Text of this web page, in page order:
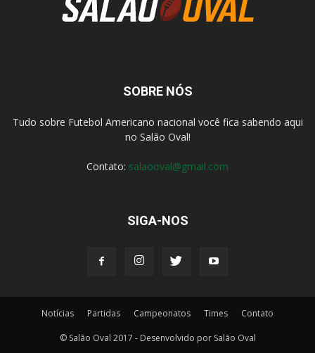
SOBRE NÓS
Tudo sobre Futebol Americano nacional você fica sabendo aqui
no Salão Oval!
Contato: salaooval@gmail.com
SIGA-NOS
Notícias Partidas Campeonatos Times Contato
© Salão Oval 2017 - Desenvolvido por Salão Oval